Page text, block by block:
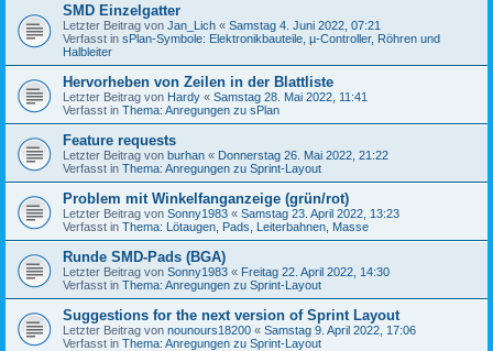
SMD Einzelgatter
Letzter Beitrag von Jan_Lich « Samstag 4. Juni 2022, 07:21
Verfasst in sPlan-Symbole: Elektronikbauteile, µ-Controller, Röhren und
Halbleiter
Hervorheben von Zeilen in der Blattliste
Letzter Beitrag von Hardy « Samstag 28. Mai 2022, 11:41
Verfasst in Thema: Anregungen zu sPlan
Feature requests
Letzter Beitrag von burhan « Donnerstag 26. Mai 2022, 21:22
Verfasst in Thema: Anregungen zu Sprint-Layout
Problem mit Winkelfanganzeige (grün/rot)
Letzter Beitrag von Sonny1983 « Samstag 23. April 2022, 13:23
Verfasst in Thema: Lötaugen, Pads, Leiterbahnen, Masse
Runde SMD-Pads (BGA)
Letzter Beitrag von Sonny1983 « Freitag 22. April 2022, 14:30
Verfasst in Thema: Anregungen zu Sprint-Layout
Suggestions for the next version of Sprint Layout
Letzter Beitrag von nounours18200 « Samstag 9. April 2022, 17:06
Verfasst in Thema: Anregungen zu Sprint-Layout